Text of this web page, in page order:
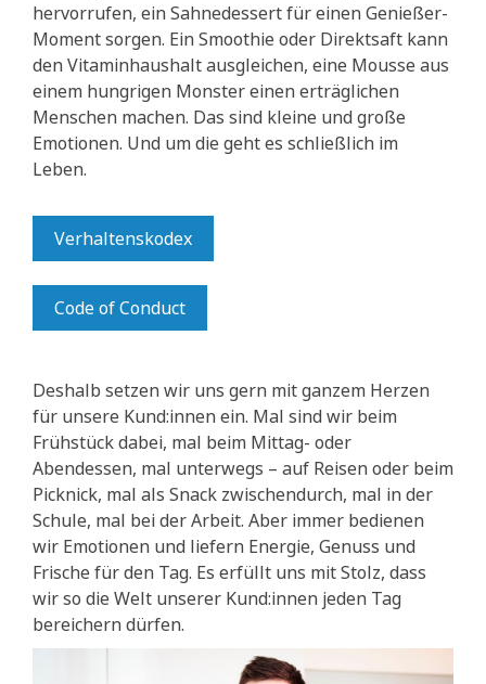
hervorrufen, ein Sahnedessert für einen Genießer-
Moment sorgen. Ein Smoothie oder Direktsaft kann
den Vitaminhaushalt ausgleichen, eine Mousse aus
einem hungrigen Monster einen erträglichen
Menschen machen. Das sind kleine und große
Emotionen. Und um die geht es schließlich im
Leben.
Verhaltenskodex
Code of Conduct
Deshalb setzen wir uns gern mit ganzem Herzen
für unsere Kund:innen ein. Mal sind wir beim
Frühstück dabei, mal beim Mittag- oder
Abendessen, mal unterwegs – auf Reisen oder beim
Picknick, mal als Snack zwischendurch, mal in der
Schule, mal bei der Arbeit. Aber immer bedienen
wir Emotionen und liefern Energie, Genuss und
Frische für den Tag. Es erfüllt uns mit Stolz, dass
wir so die Welt unserer Kund:innen jeden Tag
bereichern dürfen.